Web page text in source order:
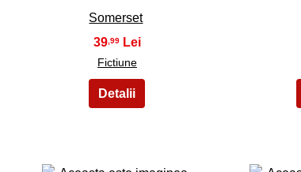
Somerset
39,99
Fictiune